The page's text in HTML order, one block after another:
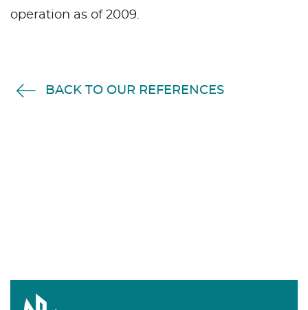
operation as of 2009.
BACK TO OUR REFERENCES